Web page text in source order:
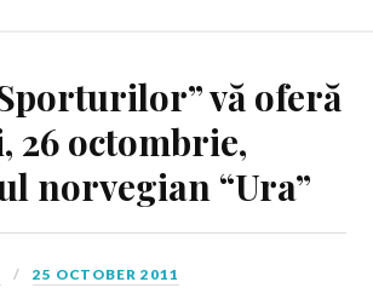
vă oferă
26 octombrie,
norvegian “Ura”
25 OCTOBER 2011